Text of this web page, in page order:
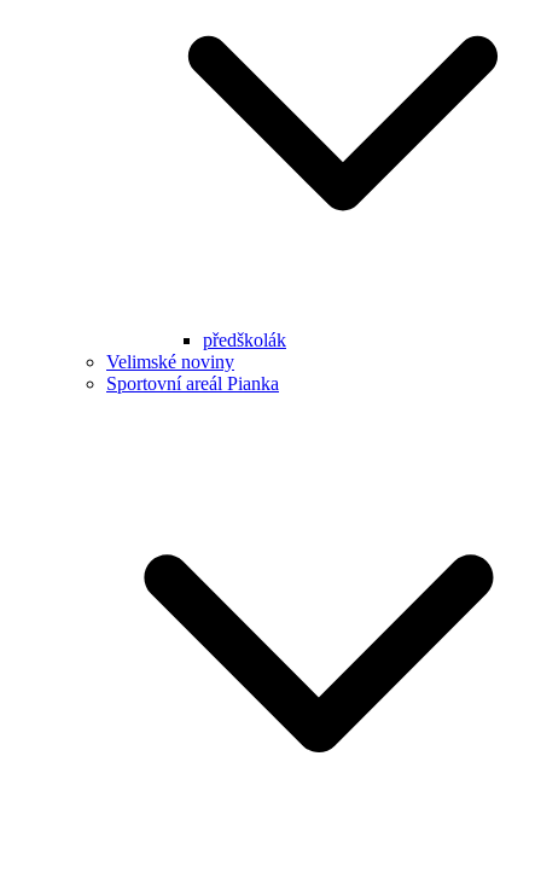
předškolák
Velimské noviny
Sportovní areál Pianka